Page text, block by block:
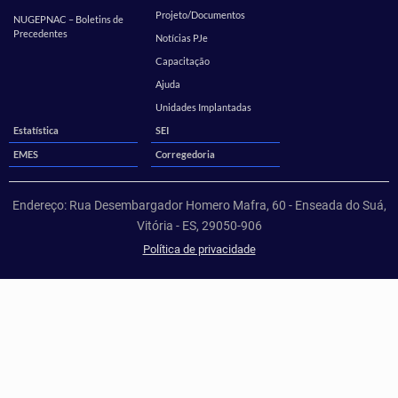
NUGEPNAC – Boletins de
Precedentes
Projeto/Documentos
Notícias PJe
Capacitação
Ajuda
Unidades Implantadas
Estatística
SEI
EMES Corregedoria
Endereço: Rua Desembargador Homero Mafra, 60 - Enseada do Suá,
Vitória - ES, 29050-906
Política de privacidade